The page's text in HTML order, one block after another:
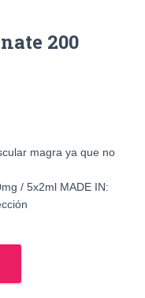
200
magra ya que no
/ 5x2ml MADE IN: